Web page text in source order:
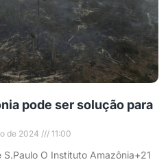
pode ser solução para
de 2024 11:00
O Instituto Amazônia+21